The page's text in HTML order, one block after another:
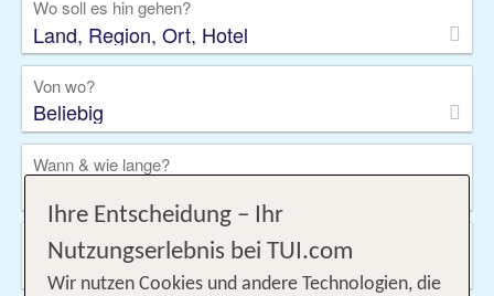
Wo soll es hin gehen?
Von wo?
Beliebig
Wann & wie lange?
Wer reist mit?
2 Erwachsene
Ihre Entscheidung – Ihr
Nutzungserlebnis bei TUI.com
Wir nutzen Cookies und andere Technologien, die